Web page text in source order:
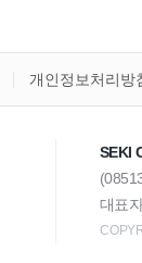
개인정보처리방
SEKI
대표